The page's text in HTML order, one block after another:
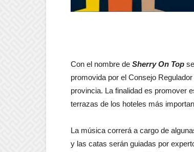
Con el nombre de Sherry On Top
promovida por el Consejo
provincia. La finalidad es promover
terrazas de los hoteles más
La música correrá a cargo de
y las catas serán guiadas por